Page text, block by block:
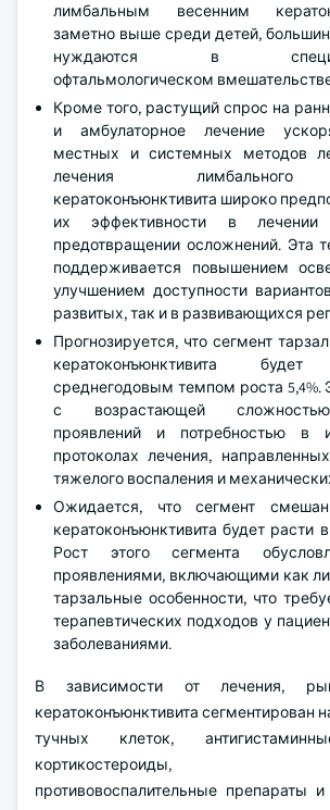
лимбальным весенним
заметно выше среди детей,
нуждаются в
офтальмологическом
Кроме того, растущий спрос на
и амбулаторное лечение
местных и системных методов
лечения лимбального
кератоконъюнктивита широко
их эффективности в
предотвращении осложнений. Эта
поддерживается повышением
улучшением доступности
развитых, так и в развивающихся
Прогнозируется, что сегмент
кератоконъюнктивита
среднегодовым темпом роста 5,4%.
с возрастающей
проявлений и потребностью в
протоколах лечения,
тяжелого воспаления и
Ожидается, что сегмент
кератоконъюнктивита будет расти
Рост этого сегмента
проявлениями, включающими как
тарзальные особенности, что
терапевтических подходов у
заболеваниями.
В зависимости от лечения,
кератоконъюнктивита сегментирован
тучных клеток,
кортикостероиды,
противовоспалительные препараты